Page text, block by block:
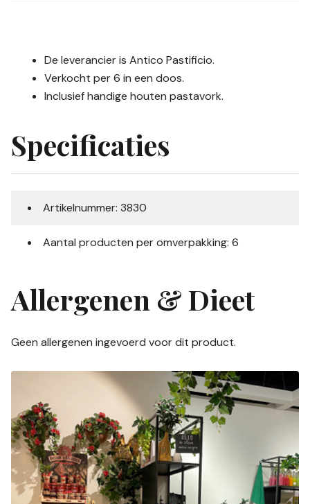
De leverancier is Antico Pastificio.
Verkocht per 6 in een doos.
Inclusief handige houten pastavork.
Specificaties
Artikelnummer: 3830
Aantal producten per omverpakking: 6
Allergenen & Dieet
Geen allergenen ingevoerd voor dit product.